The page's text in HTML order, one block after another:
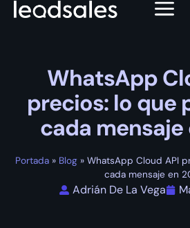
WhatsApp
precios: lo que
cada mensaje
Portada » Blog » WhatsApp Cloud API
cada mensaje en
Adrián De La Vega